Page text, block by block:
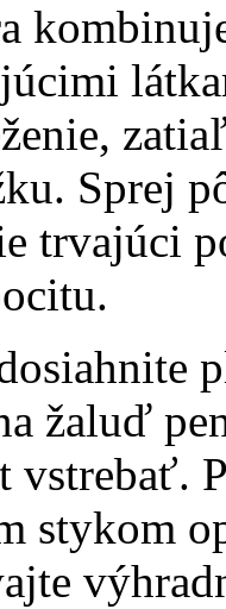
Sprej
trvajúci
žaluď
stykom